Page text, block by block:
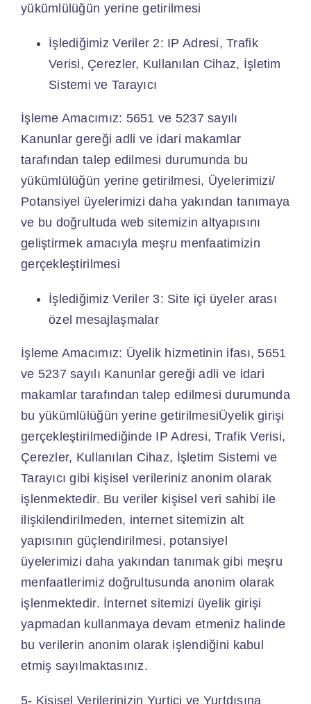
yükümlülüğün yerine getirilmesi
İşlediğimiz Veriler 2: IP Adresi, Trafik
Verisi, Çerezler, Kullanılan Cihaz, İşletim
Sistemi ve Tarayıcı
İşleme Amacımız: 5651 ve 5237 sayılı
Kanunlar gereği adli ve idari makamlar
tarafından talep edilmesi durumunda bu
yükümlülüğün yerine getirilmesi, Üyelerimizi/
Potansiyel üyelerimizi daha yakından tanımaya
ve bu doğrultuda web sitemizin altyapısını
geliştirmek amacıyla meşru menfaatimizin
gerçekleştirilmesi
İşlediğimiz Veriler 3: Site içi üyeler arası
özel mesajlaşmalar
İşleme Amacımız: Üyelik hizmetinin ifası, 5651
ve 5237 sayılı Kanunlar gereği adli ve idari
makamlar tarafından talep edilmesi durumunda
bu yükümlülüğün yerine getirilmesiÜyelik girişi
gerçekleştirilmediğinde IP Adresi, Trafik Verisi,
Çerezler, Kullanılan Cihaz, İşletim Sistemi ve
Tarayıcı gibi kişisel verileriniz anonim olarak
işlenmektedir. Bu veriler kişisel veri sahibi ile
ilişkilendirilmeden, internet sitemizin alt
yapısının güçlendirilmesi, potansiyel
üyelerimizi daha yakından tanımak gibi meşru
menfaatlerimiz doğrultusunda anonim olarak
işlenmektedir. İnternet sitemizi üyelik girişi
yapmadan kullanmaya devam etmeniz halinde
bu verilerin anonim olarak işlendiğini kabul
etmiş sayılmaktasınız.
5- Kişisel Verilerinizin Yurtiçi ve Yurtdışına